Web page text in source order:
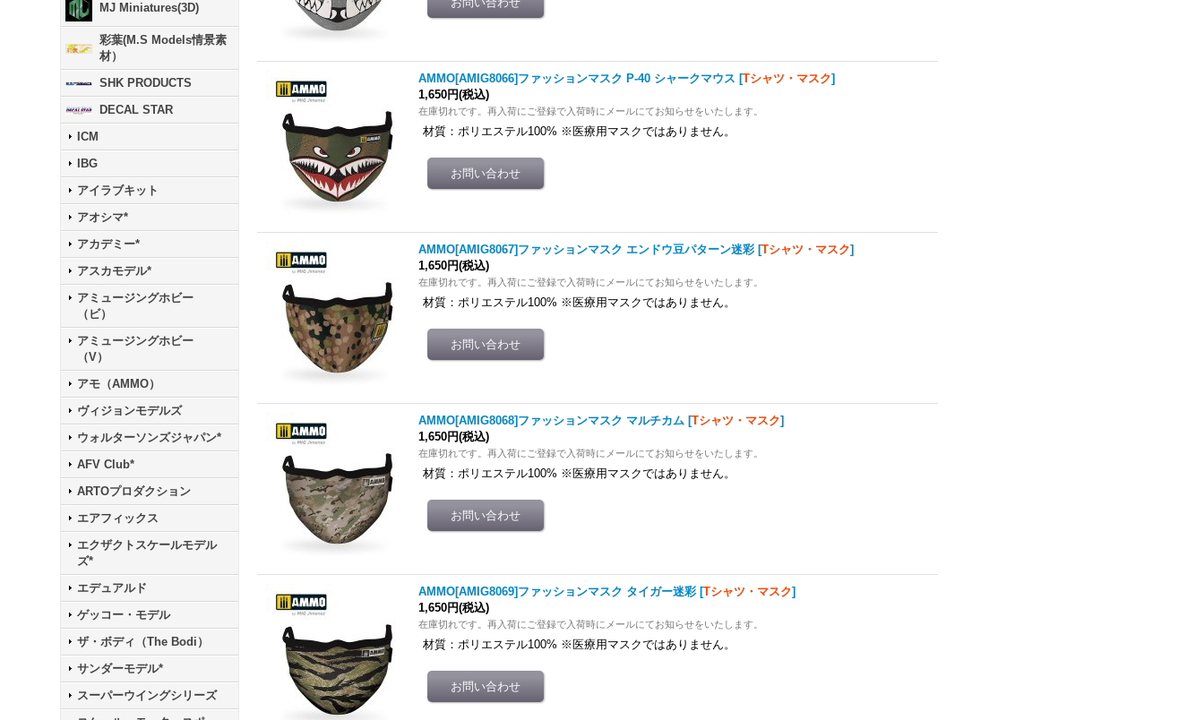
MJ Miniatures(3D)
彩葉(M.S Models情景素
材）
SHK PRODUCTS
DECAL STAR
ICM
IBG
アイラブキット
アオシマ*
アカデミー*
アスカモデル*
アミュージングホビー
（ビ）
アミュージングホビー
（V）
アモ（AMMO）
ヴィジョンモデルズ
ウォルターソンズジャパン*
AFV Club*
ARTOプロダクション
エアフィックス
エクザクトスケールモデル
ズ*
エデュアルド
ゲッコー・モデル
ザ・ボディ（The Bodi）
サンダーモデル*
スーパーウイングシリーズ
AMMO[AMIG8066]ファッションマスク P-40 シャークマウス [Tシャツ・マスク]
1,650円(税込)
在庫切れです。再入荷にご登録で入荷時にメールにてお知らせをいたします。
材質：ポリエステル100% ※医療用マスクではありません。
AMMO[AMIG8067]ファッションマスク エンドウ豆パターン迷彩 [Tシャツ・マスク]
1,650円(税込)
在庫切れです。再入荷にご登録で入荷時にメールにてお知らせをいたします。
材質：ポリエステル100% ※医療用マスクではありません。
AMMO[AMIG8068]ファッションマスク マルチカム [Tシャツ・マスク]
1,650円(税込)
在庫切れです。再入荷にご登録で入荷時にメールにてお知らせをいたします。
材質：ポリエステル100% ※医療用マスクではありません。
AMMO[AMIG8069]ファッションマスク タイガー迷彩 [Tシャツ・マスク]
1,650円(税込)
在庫切れです。再入荷にご登録で入荷時にメールにてお知らせをいたします。
材質：ポリエステル100% ※医療用マスクではありません。